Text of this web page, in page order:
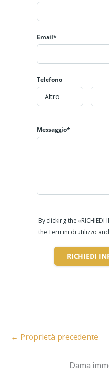
Email*
Telefono
Messaggio*
By clicking the
the Termini di utilizzo
RICHIEDI
← Proprietà precedente
Dama